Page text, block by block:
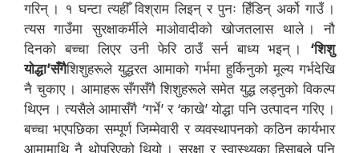
गरिन् । १ घन्टा त्यहीँ विश्राम लिइन् र पुनः हिँडिन् अर्को गाउँ ।
त्यस गाउँमा सुरक्षाकर्मीले माओवादीको खोजतलास थाले । नौ
दिनको बच्चा लिएर उनी फेरि ठाउँ सर्न बाध्य भइन् । ‘शिशु
योद्धा’सँगैशिशुहरूले युद्धरत आमाको गर्भमा हुर्किनुको मूल्य गर्भदेखि
नै चुकाए । आमाहरू सँगसँगै शिशुहरूले समेत युद्ध लड्नुको विकल्प
थिएन । त्यसैले आमासँगै ‘गर्भे’ र ‘काखे’ योद्धा पनि उत्पादन गरिए ।
बच्चा भएपछिका सम्पूर्ण जिम्मेवारी र व्यवस्थापनको कठिन कार्यभार
आमामाथि नै थोपरिएको थियो । सुरक्षा र स्वास्थ्यका हिसाबले पनि